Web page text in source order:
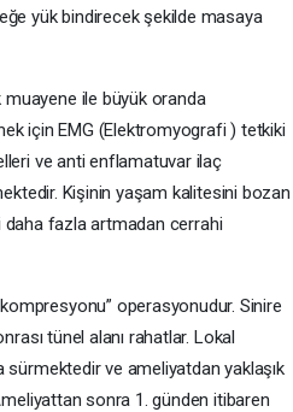
yük bindirecek şekilde masaya
ile büyük oranda
için EMG (Elektromyografi ) tetkiki
ve anti enflamatuvar ilaç
Kişinin yaşam kalitesini bozan
daha fazla artmadan cerrahi
operasyonudur. Sinire
tünel alanı rahatlar. Lokal
sürmektedir ve ameliyatdan yaklaşık
sonra 1. günden itibaren